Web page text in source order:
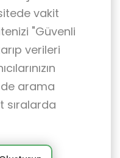
vakit
"Güvenli
verileri
de arama
sıralarda